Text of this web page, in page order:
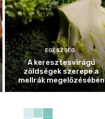
EGÉSZSÉG
A keresztesvirágú
zöldségek szerepe a
mellrák megelőzésében